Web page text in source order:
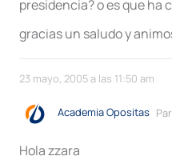
presidencia? o es que ha
gracias un saludo y
23 mayo, 2005 a las 11:50 am
Academia Opositas
Hola zzara